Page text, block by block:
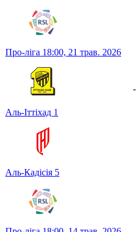
Про-ліга 18:00, 21 трав. 2026
Аль-Іттіхад 1
Аль-Кадісія 5
-